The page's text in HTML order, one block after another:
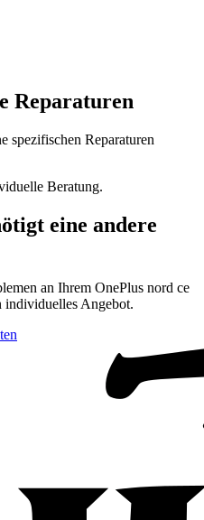
Reparaturen
spezifischen Reparaturen
Beratung.
eine andere
an Ihrem OnePlus nord ce
individuelles Angebot.